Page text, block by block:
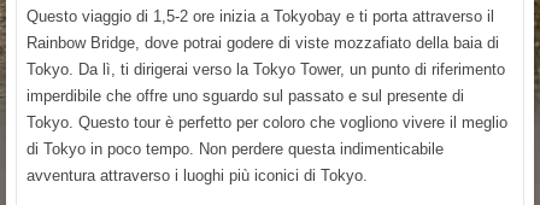
Questo viaggio di 1,5-2 ore inizia a Tokyobay e ti porta attraverso il
Rainbow Bridge, dove potrai godere di viste mozzafiato della baia di
Tokyo. Da lì, ti dirigerai verso la Tokyo Tower, un punto di riferimento
imperdibile che offre uno sguardo sul passato e sul presente di
Tokyo. Questo tour è perfetto per coloro che vogliono vivere il meglio
di Tokyo in poco tempo. Non perdere questa indimenticabile
avventura attraverso i luoghi più iconici di Tokyo.